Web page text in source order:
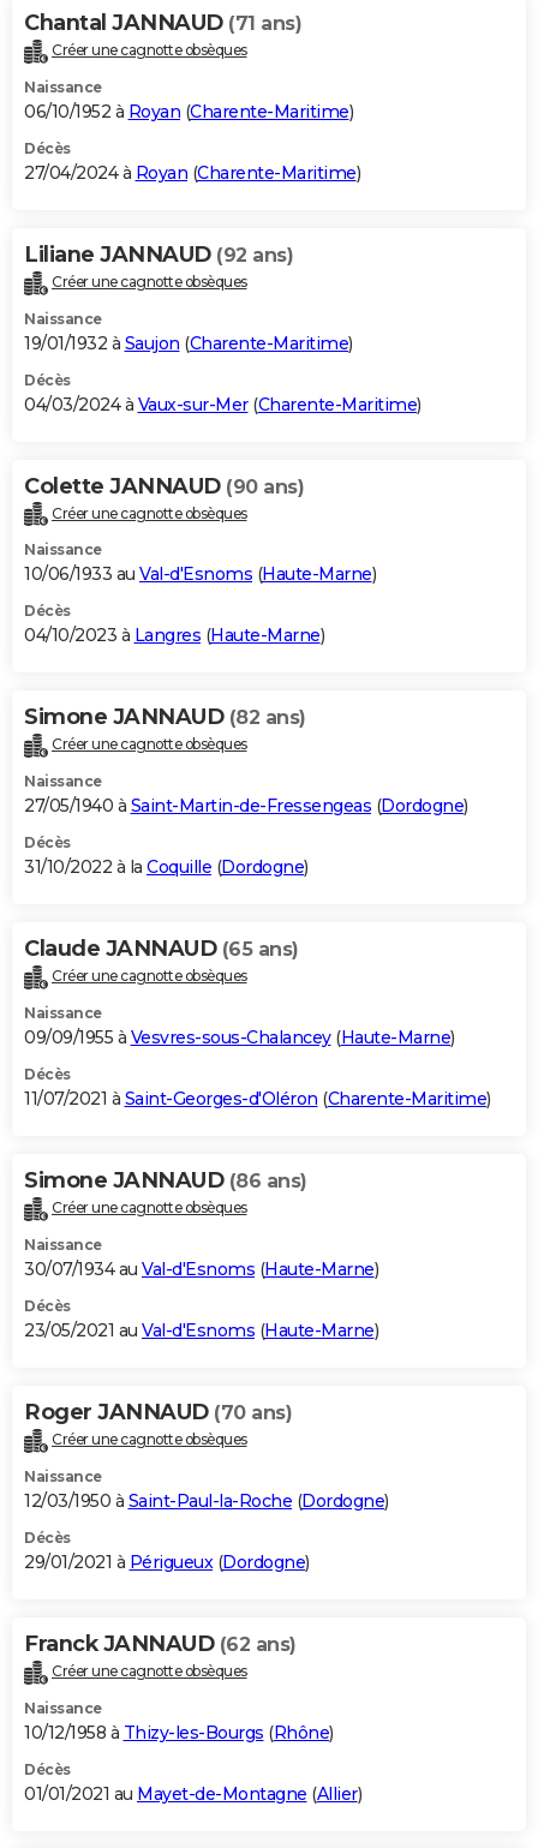
Bricolage
Lifestyle
Culture
Sport
Auto
Television
Voyage
Cinema
Chantal JANNAUD (71 ans)
Créer une cagnotte obsèques
Naissance
06/10/1952 à Royan (Charente-Maritime)
Décès
27/04/2024 à Royan (Charente-Maritime)
Liliane JANNAUD (92 ans)
Créer une cagnotte obsèques
Naissance
19/01/1932 à Saujon (Charente-Maritime)
Décès
04/03/2024 à Vaux-sur-Mer(Charente-Maritime)
Colette JANNAUD (90 ans)
Créer une cagnotte obsèques
Naissance
10/06/1933 au Val-d'Esnoms (Haute-Marne)
Décès
04/10/2023 à Langres (Haute-Marne)
Simone JANNAUD (82 ans)
Créer une cagnotte obsèques
Naissance
27/05/1940 à Saint-Martin-de-Fressengeas (Dordogne)
Décès
31/10/2022 à la Coquille (Dordogne)
Claude JANNAUD (65 ans)
Créer une cagnotte obsèques
Naissance
09/09/1955 à Vesvres-sous-Chalancey(Haute-Marne)
Décès
11/07/2021 à Saint-Georges-d'Oléron (Charente-Maritime)
Simone JANNAUD (86 ans)
Créer une cagnotte obsèques
Naissance
30/07/1934 au Val-d'Esnoms (Haute-Marne)
Décès
23/05/2021 au Val-d'Esnoms (Haute-Marne)
Roger JANNAUD (70 ans)
Créer une cagnotte obsèques
Naissance
12/03/1950 à Saint-Paul-la-Roche (Dordogne)
Décès
29/01/2021 à Périgueux(Dordogne)
Franck JANNAUD (62 ans)
Créer une cagnotte obsèques
Naissance
10/12/1958 à Thizy-les-Bourgs (Rhône)
Décès
01/01/2021 au Mayet-de-Montagne (Allier)